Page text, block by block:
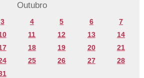
Outubro
3 4 5 6
7
11 12 13
14
18 19 20
21
25 26 27
28